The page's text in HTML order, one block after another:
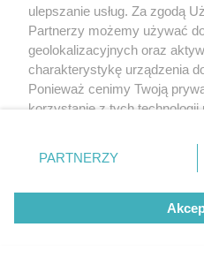
rozpaczy. Strażacy po
okno
NAJNOWSZE
ulepszanie usług. Za zgodą
Partnerzy możemy używać
geolokalizacyjnych oraz
charakterystykę urządzenia
Ponieważ cenimy Twoją
korzystanie z tych technologii
zmienić/wycofać klikając
znajdujący się w lewym
rodzaje przetwarzania
użytkownika, ale masz
przetwarzaniu. Preferencje
PARTNERZY